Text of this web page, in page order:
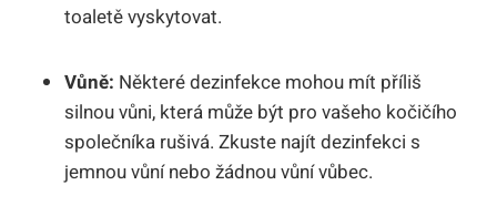
toaletě vyskytovat.
Vůně: Některé dezinfekce mohou mít příliš
silnou vůni, která může být pro vašeho kočičího
společníka rušivá. Zkuste najít dezinfekci s
jemnou vůní nebo žádnou vůní vůbec.